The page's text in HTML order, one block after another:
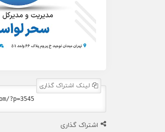
لینک اشتراک گذاری
اشتراک گذاری